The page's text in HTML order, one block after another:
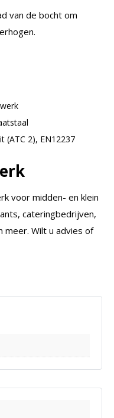
van de bocht om
(ATC 2), EN12237
voor midden- en klein
cateringbedrijven,
meer. Wilt u advies of